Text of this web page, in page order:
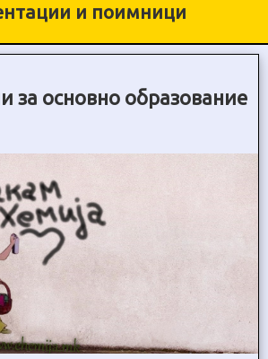
и поимници
за основно образование